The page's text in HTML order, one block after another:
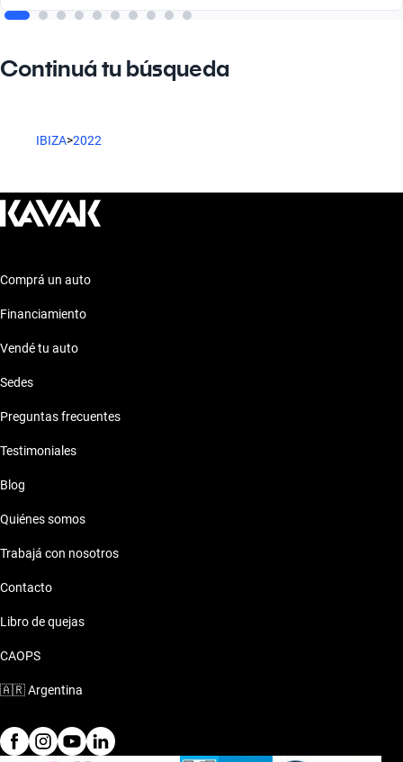
Continuá tu búsqueda
IBIZA>2022
Comprá un auto
Financiamiento
Vendé tu auto
Sedes
Preguntas frecuentes
Testimoniales
Blog
Quiénes somos
Trabajá con nosotros
Contacto
Libro de quejas
CAOPS
🇦🇷Argentina